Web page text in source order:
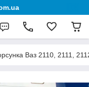
Ваз 2110, 2111,